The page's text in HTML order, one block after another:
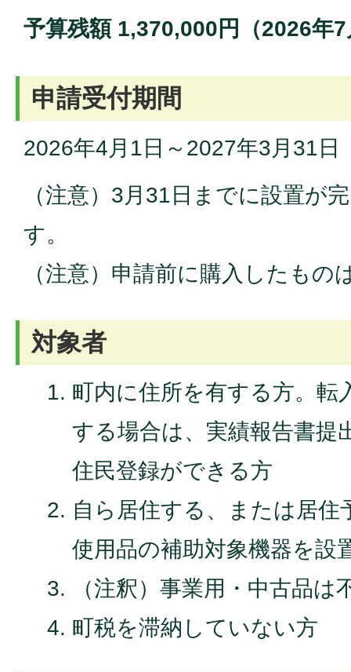
予算残額 1,370,000円（2026年
申請受付期間
2026年4月1日～2027年3月31日
（注意）3月31日までに設置が
す。
（注意）申請前に購入したもの
対象者
町内に住所を有する方。転
する場合は、実績報告書提
住民登録ができる方
自ら居住する、または居住
使用品の補助対象機器を設
（注釈）事業用・中古品は
町税を滞納していない方